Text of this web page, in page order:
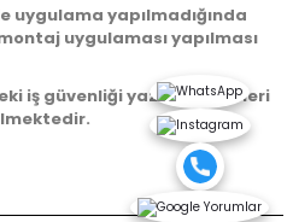
yapılmadığında
uygulaması yapılması
iş güvenliği yazı ve işaretleri